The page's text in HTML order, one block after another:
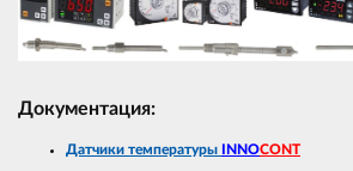
Документация:
Датчики температуры INNOCONT